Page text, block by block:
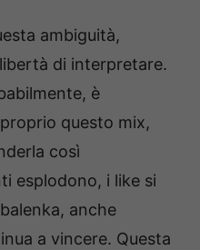
ambiguità,
di interpretare.
è
questo mix,
così
esplodono, i like si
anche
a vincere. Questa